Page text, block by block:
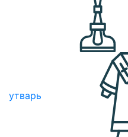
утварь